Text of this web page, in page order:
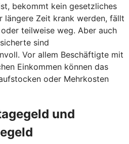
bekommt kein gesetzliches
längere Zeit krank werden, fällt
teilweise weg. Aber auch
sind
Vor allem Beschäftigte mit
Einkommen können das
oder Mehrkosten
und